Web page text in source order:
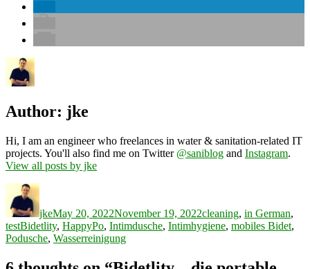
Author: jke
Hi, I am an engineer who freelances in water & sanitation-related IT
projects. You'll also find me on Twitter @saniblog and Instagram.
View all posts by jke
Author
jkeMay 20, 2022November 19, 2022cleaning, in German,
testTags
Bidetlity, HappyPo, Intimdusche, Intimhygiene, mobiles Bidet,
Podusche, Wasserreinigung